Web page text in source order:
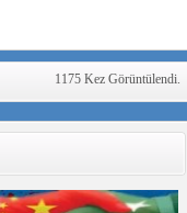
1175 Kez Görüntülendi.